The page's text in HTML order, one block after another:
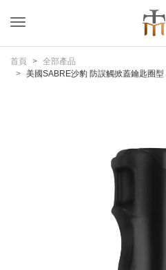
首頁
全部產品
美國SABRE沙豹 防誤觸掀蓋鑰匙圈